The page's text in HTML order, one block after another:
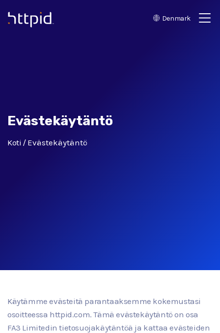
™
Denmark
Evästekäytäntö
Koti Evästekäytäntö
Käytämme evästeitä parantaaksemme kokemustasi
osoitteessa httpid.com. Tämä evästekäytäntö on osa
FA3 Limitedin tietosuojakäytäntöä ja kattaa evästeiden